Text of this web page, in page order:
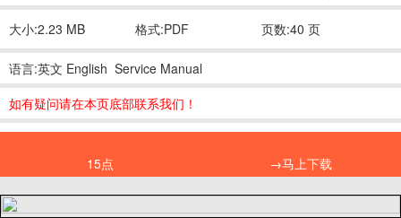
大小:2.23 MB 格式:PDF 页数:40 页
语言:英文 English Service Manual
如有疑问请在本页底部联系我们！
15点 →马上下载